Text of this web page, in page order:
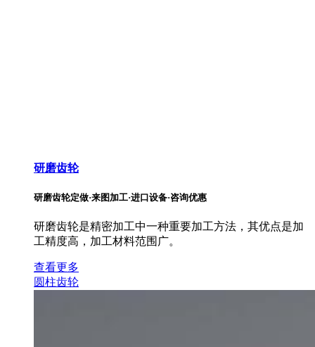
研磨齿轮
研磨齿轮定做·来图加工·进口设备·咨询优惠
研磨齿轮是精密加工中一种重要加工方法，其优点是加
工精度高，加工材料范围广。
查看更多
圆柱齿轮